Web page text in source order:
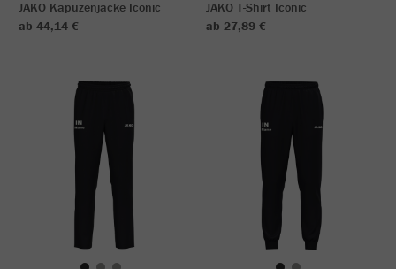
JAKO Kapuzenjacke Iconic
ab 44,14 €
JAKO T-Shirt Iconic
ab 27,89 €